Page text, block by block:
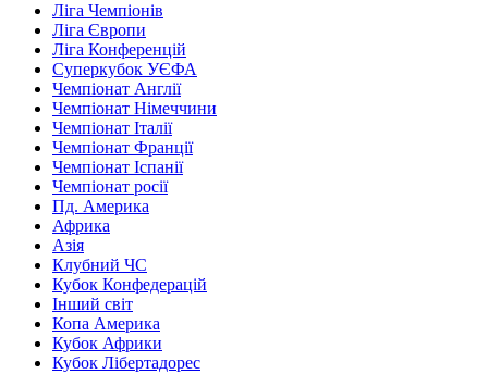
Ліга Чемпіонів
Ліга Європи
Ліга Конференцій
Суперкубок УЄФА
Чемпіонат Англії
Чемпіонат Німеччини
Чемпіонат Італії
Чемпіонат Франції
Чемпіонат Іспанії
Чемпіонат росії
Пд. Америка
Африка
Азія
Клубний ЧС
Кубок Конфедерацій
Інший світ
Копа Америка
Кубок Африки
Кубок Лібертадорес